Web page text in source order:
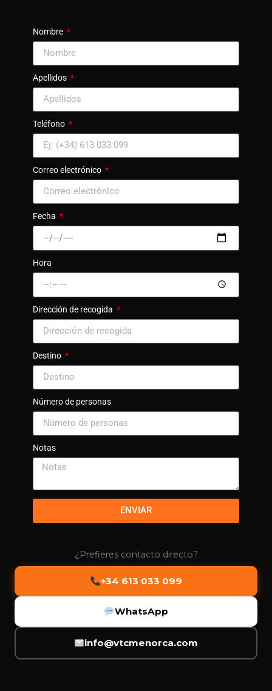
Nombre
Apellidos
Teléfono
Correo electrónico
Fecha
Hora
Dirección de recogida
Destino
Número de personas
Notas
ENVIAR
¿Prefieres contacto directo?
+34 613 033 099
WhatsApp
info@vtcmenorca.com